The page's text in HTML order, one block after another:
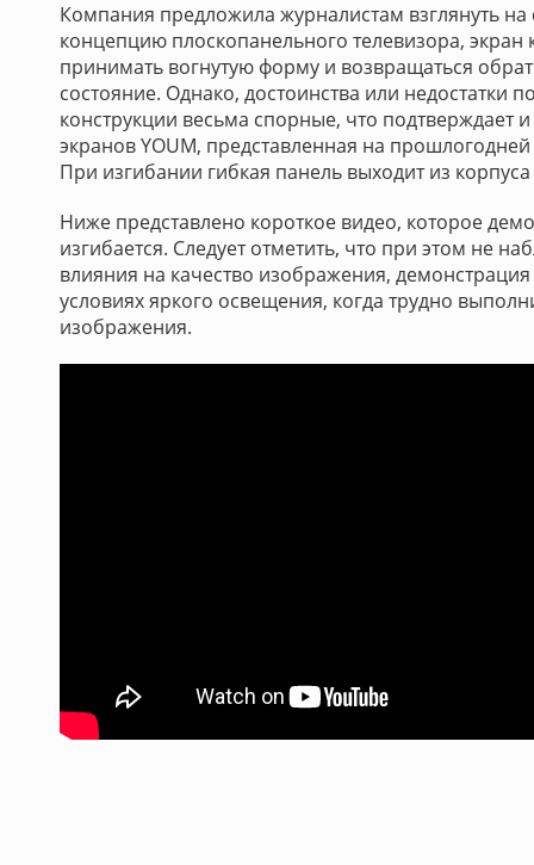
Компания предложила журналистам взглянуть
концепцию плоскопанельного телевизора, экран
принимать вогнутую форму и возвращаться
состояние. Однако, достоинства или недостатки
конструкции весьма спорные, что подтверждает
экранов YOUM, представленная на прошлогодней
При изгибании гибкая панель выходит из
Ниже представлено короткое видео, которое
изгибается. Следует отметить, что при этом не
влияния на качество изображения,
условиях яркого освещения, когда трудно
изображения.